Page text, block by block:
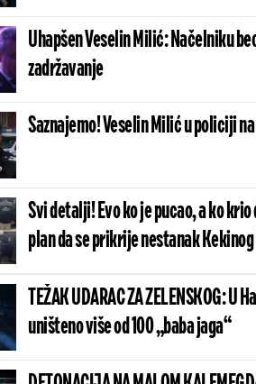
Uhapšen Veselin Milić: Načelniku
zadržavanje
Saznajemo! Veselin Milić u policiji
Svi detalji! Evo ko je pucao, a ko
plan da se prikrije nestanak
TEŽAK UDARAC ZA ZELENSKOG:
uništeno više od 100 „baba jaga“